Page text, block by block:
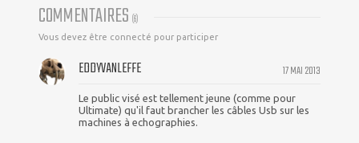
COMMENTAIRES (6)
Vous devez être connecté pour participer
17 MAI 2013
EDDYVANLEFFE
Le public visé est tellement jeune (comme pour
Ultimate) qu'il faut brancher les câbles Usb sur les
machines à echographies.